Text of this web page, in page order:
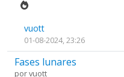
vuott
01-08-2024, 23:26
Fases lunares
porvuott